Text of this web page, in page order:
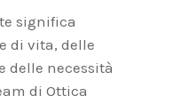
significa
di vita, delle
delle necessità
di Ottica